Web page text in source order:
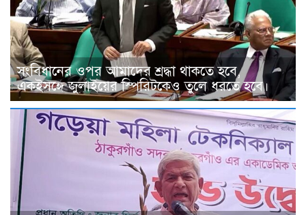
সংবিধানের ওপর আমাদের শ্রদ্ধা থাকতে হবে,
একইসঙ্গে জুলাইয়ের স্পিরিটকেও তুলে ধরতে হবে।